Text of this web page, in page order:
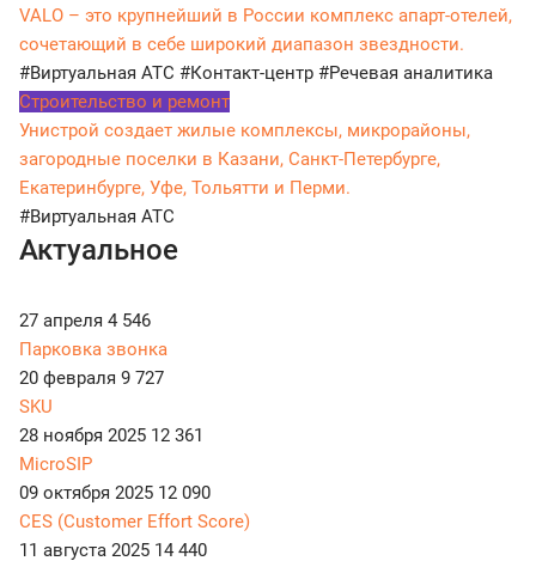
VALO – это крупнейший в России комплекс апарт-отелей,
сочетающий в себе широкий диапазон звездности.
#Виртуальная АТС #Контакт-центр #Речевая аналитика
Строительство и ремонт
Унистрой создает жилые комплексы, микрорайоны,
загородные поселки в Казани, Санкт-Петербурге,
Екатеринбурге, Уфе, Тольятти и Перми.
#Виртуальная АТС
Актуальное
27 апреля 4 546
Парковка звонка
20 февраля 9 727
SKU
28 ноября 2025 12 361
MicroSIP
09 октября 2025 12 090
CES (Customer Effort Score)
11 августа 2025 14 440